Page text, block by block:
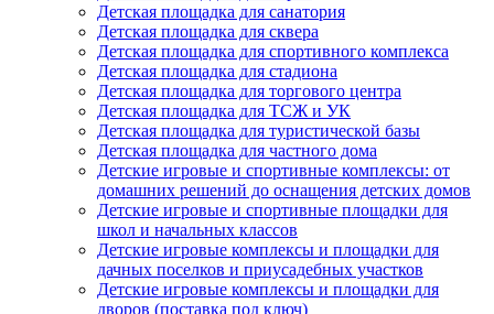
Детская площадка для санатория
Детская площадка для сквера
Детская площадка для спортивного комплекса
Детская площадка для стадиона
Детская площадка для торгового центра
Детская площадка для ТСЖ и УК
Детская площадка для туристической базы
Детская площадка для частного дома
Детские игровые и спортивные комплексы: от
домашних решений до оснащения детских домов
Детские игровые и спортивные площадки для
школ и начальных классов
Детские игровые комплексы и площадки для
дачных поселков и приусадебных участков
Детские игровые комплексы и площадки для
дворов (поставка под ключ)